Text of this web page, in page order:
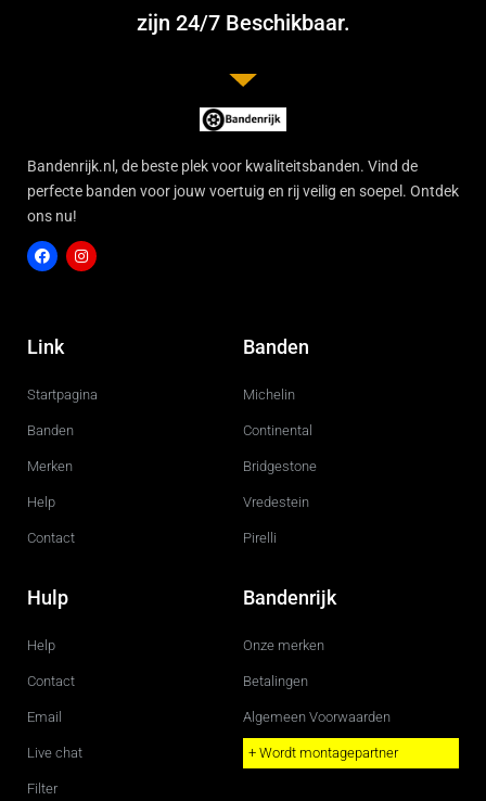
zijn 24/7 Beschikbaar.
Bandenrijk.nl, de beste plek voor kwaliteitsbanden. Vind de
perfecte banden voor jouw voertuig en rij veilig en soepel. Ontdek
ons nu!
c
e
o
g
r
Link
Startpagina
Banden
Merken
Help
Contact
Banden
Michelin
Continental
Bridgestone
Vredestein
Pirelli
Hulp
Help
Contact
Email
Live chat
Filter
Bandenrijk
Onze merken
Betalingen
Algemeen Voorwaarden
+ Wordt montagepartner